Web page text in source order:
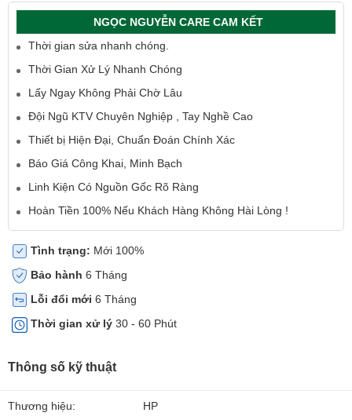
NGỌC NGUYỄN CARE CAM KẾT
Thời gian sửa nhanh chóng.
Thời Gian Xử Lý Nhanh Chóng
Lấy Ngay Không Phải Chờ Lâu
Đội Ngũ KTV Chuyên Nghiệp , Tay Nghề Cao
Thiết bị Hiện Đại, Chuẩn Đoán Chính Xác
Báo Giá Công Khai, Minh Bạch
Linh Kiện Có Nguồn Gốc Rõ Ràng
Hoàn Tiền 100% Nếu Khách Hàng Không Hài Lòng !
Tình trạng: Mới 100%
Bảo hành 6 Tháng
Lỗi đổi mới 6 Tháng
Thời gian xử lý 30 - 60 Phút
Thông số kỹ thuật
Thương hiệu: HP